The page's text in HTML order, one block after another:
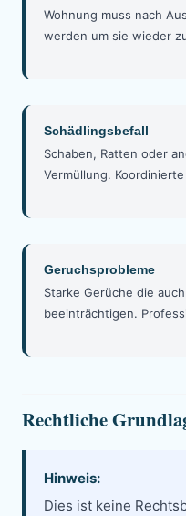
Wohnung muss nach
werden um sie wieder
Schädlingsbefall
Schaben, Ratten oder
Vermüllung.
Geruchsprobleme
Starke Gerüche die
beeinträchtigen.
Rechtliche
Hinweis:
Dies ist keine